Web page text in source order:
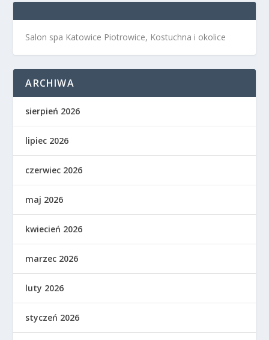
Salon spa Katowice Piotrowice, Kostuchna i okolice
ARCHIWA
sierpień 2026
lipiec 2026
czerwiec 2026
maj 2026
kwiecień 2026
marzec 2026
luty 2026
styczeń 2026